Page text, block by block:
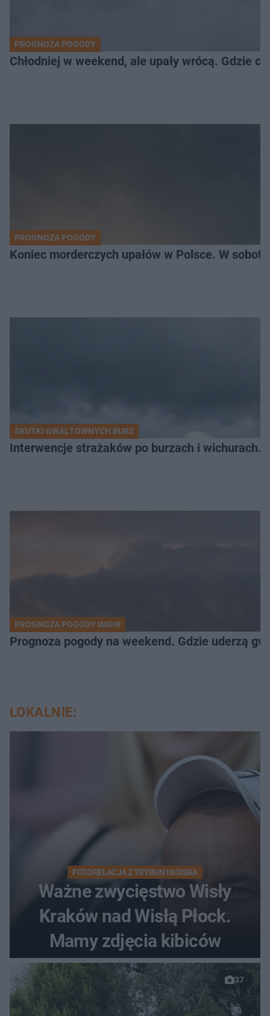
PROGNOZA POGODY
Chłodniej w weekend, ale upały wrócą. Gdzie
PROGNOZA POGODY
SKUTKI GWAŁTOWNYCH BURZ
Interwencje strażaków po burzach i wichurach.
PROGNOZA POGODY IMGW
Prognoza pogody na weekend. Gdzie uderzą
LOKALNIE:
FOTORELACJA Z TRYBUN I BOISKA
Ważne zwycięstwo Wisły
Kraków nad Wisłą Płock.
Mamy zdjęcia kibiców
37